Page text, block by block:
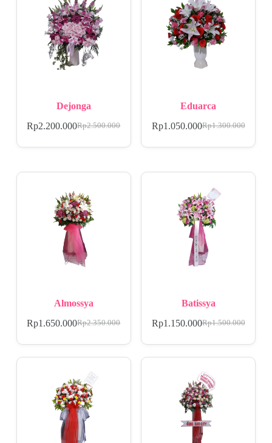
Dejonga
Rp2.500.000
Rp2.200.000
Eduarca
Rp1.300.000
Rp1.050.000
Almossya
Rp2.350.000
Rp1.650.000
Batissya
Rp1.500.000
Rp1.150.000